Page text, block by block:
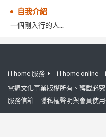
自我介紹
一個剛入行的人...
iThome 服務 iThome online
電週文化事業版權所有、轉載必
服務信箱
隱私權聲明與會員使